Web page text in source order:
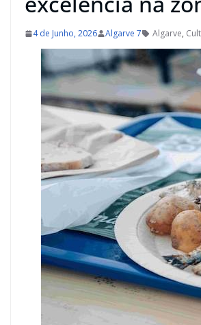
4 de Junho, 2026 Algarve 7 Algarve,